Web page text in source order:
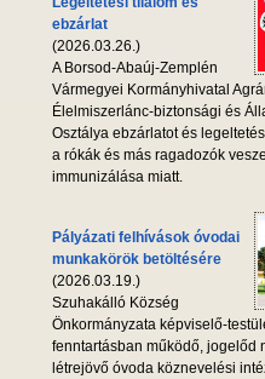
ebzárlat
(2026.03.26.)
A Borsod-Abaúj-Zemplén
Vármegyei Kormányhivatal
Élelmiszerlánc-biztonsági és
Osztálya ebzárlatot és
a rókák és más ragadozók
immunizálása miatt.
Pályázati felhívások óvodai
munkakörök betöltésére
(2026.03.19.)
Szuhakálló Község
Önkormányzata képviselő-
fenntartásban működő, jogelőd
létrejövő óvoda köznevelési